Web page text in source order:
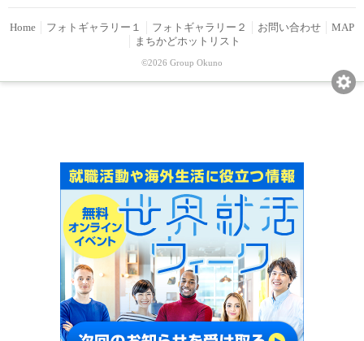
Home フォトギャラリー１ フォトギャラリー２ お問い合わせ
MAP
まちかどホットリスト
©2026 Group Okuno